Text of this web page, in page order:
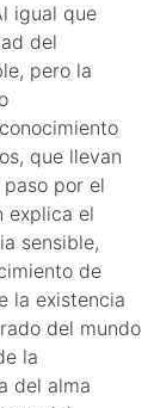
igual que
del
pero la
que llevan
por el
explica el
sensible,
de
la existencia
del mundo
la
del alma